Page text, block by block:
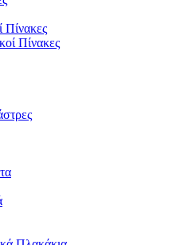
Πίνακες
Πίνακες